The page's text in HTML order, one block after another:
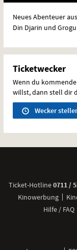
Neues Abenteuer
Din Djarin und
Ticketwecker
Wenn du
willst, dann stell dir
Wecker
Ticket-Hotline0711 /
Kinowerbung
Hilfe / FAQ